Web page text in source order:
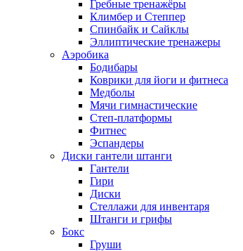
Гребные тренажёры
Климбер и Степпер
Спинбайк и Сайклы
Эллиптические тренажеры
Аэробика
Бодибары
Коврики для йоги и фитнеса
Медболы
Мячи гимнастические
Степ-платформы
Фитнес
Эспандеры
Диски гантели штанги
Гантели
Гири
Диски
Стеллажи для инвентаря
Штанги и грифы
Бокс
Груши